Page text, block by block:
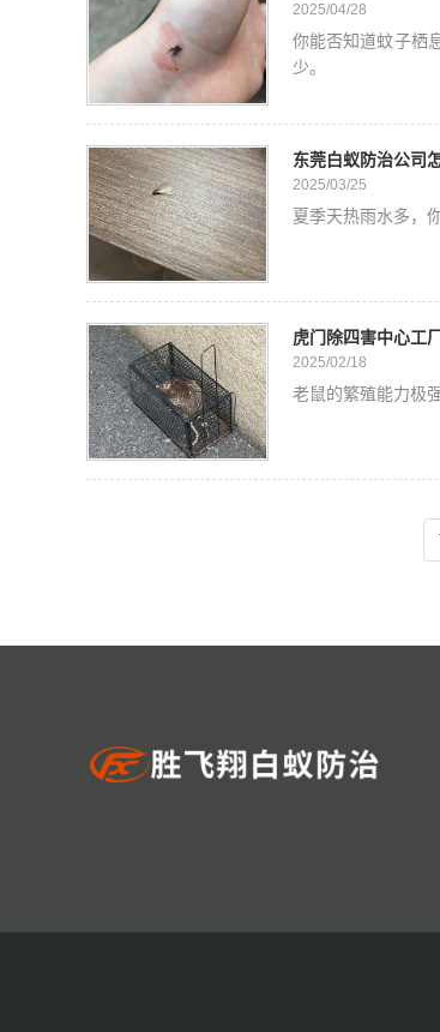
2025/04/28
你能否知道蚊子栖
少。
东莞白蚁防治公司
2025/03/25
夏季天热雨水多，
虎门除四害中心工
2025/02/18
老鼠的繁殖能力极